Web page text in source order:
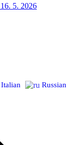
5. 2026
Italian
Russian